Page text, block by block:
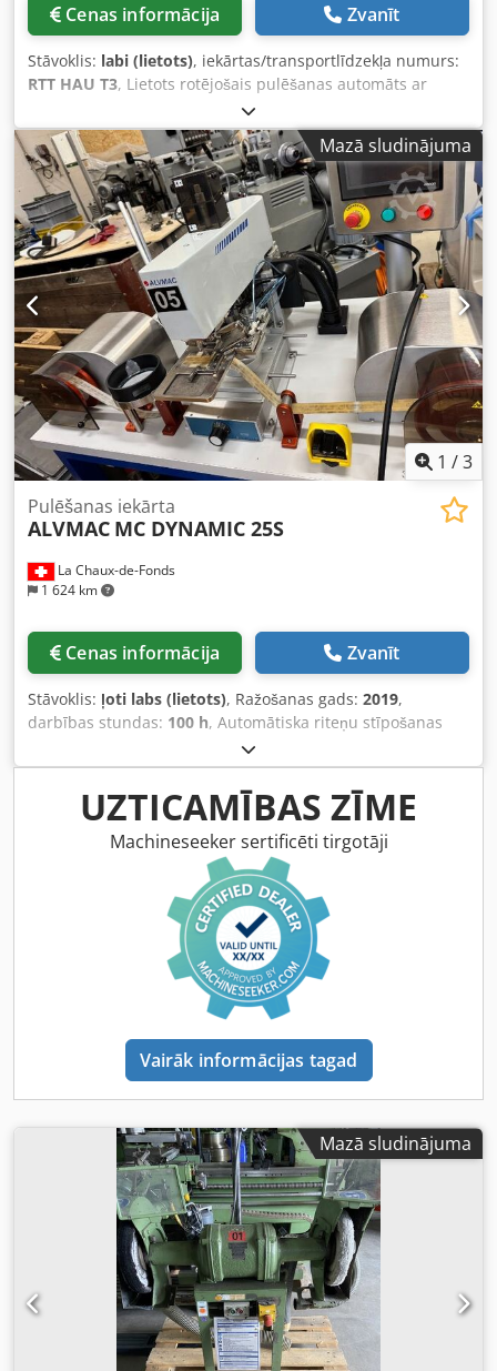
Cenas informācija Zvanīt
Stāvoklis: labi (lietots), iekārtas/transportlīdzekļa numurs:
RTT HAU T3, Lietots rotējošais pulēšanas automāts ar
apaļu indeksēšanas galdu. Ražotājs: Hau. Rotējošais galds
ar 6 darba vārpstām un 3 pulēšanas stacijām ar
augstspiediena pistoli, 5,5 kW motori. Vadības skapis.
Cedpeh Ug Uljfx Ac Torf
Mazā sludinājuma
1 /3
La Chaux-de-Fonds
1 624 km
Pulēšanas iekārta
ALVMAC MC DYNAMIC 25S
Cenas informācija Zvanīt
Stāvoklis: ļoti labs (lietots), Ražošanas gads: 2019,
darbības stundas: 100 h, Automātiska riteņu stīpošanas
iekārta Credpfxezhtb Is Ac Tef
UZTICAMĪBAS ZĪME
Machineseeker sertificēti tirgotāji
Vairāk informācijas tagad
Mazā sludinājuma